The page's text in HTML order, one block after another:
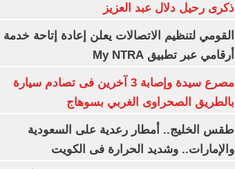
ذكرى رحيل دلال عبد العزيز
القومي لتنظيم الاتصالات يعلن إعادة إتاحة خدمة
أرقامي عبر تطبيق My NTRA
مصرع سيدة وإصابة 3 آخرين فى تصادم سيارة
بالطريق الصحراوى الغربي بسوهاج
طقس الخليج.. أمطار رعدية على السعودية
والإمارات.. وشديد الحرارة فى الكويت